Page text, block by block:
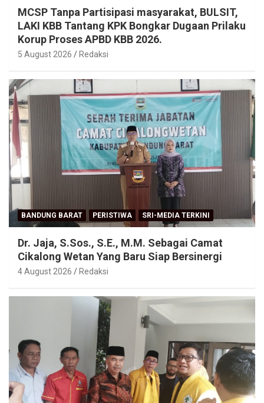
MCSP Tanpa Partisipasi masyarakat, BULSIT,
LAKI KBB Tantang KPK Bongkar Dugaan Prilaku
Korup Proses APBD KBB 2026.
5 August 2026 Redaksi
BANDUNG BARAT PERISTIWA SRI-MEDIA TERKINI
Dr. Jaja, S.Sos., S.E., M.M. Sebagai Camat
Cikalong Wetan Yang Baru Siap Bersinergi
4 August 2026 Redaksi